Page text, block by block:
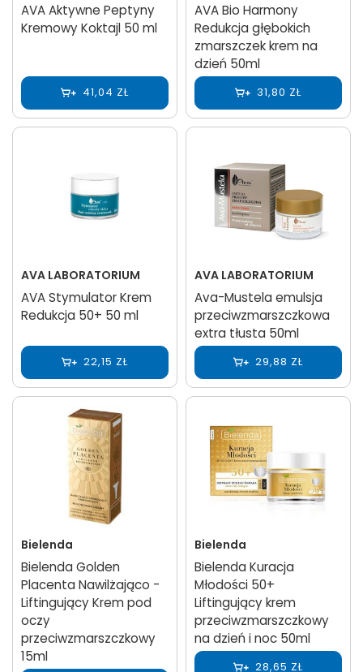
AVA Aktywne Peptyny
Kremowy Koktajl 50 ml
41,04 ZŁ
AVA Bio Harmony
Redukcja głębokich
zmarszczek krem na
dzień 50ml
31,80 ZŁ
AVA LABORATORIUM
AVA Stymulator Krem
Redukcja 50+ 50 ml
22,15 ZŁ
AVA LABORATORIUM
Ava-Mustela emulsja
przeciwzmarszczkowa
extra tłusta 50ml
29,88 ZŁ
Bielenda
Bielenda Golden
Placenta Nawilżająco -
Liftingujący Krem pod
oczy
przeciwzmarszczkowy
15ml
Bielenda
Bielenda Kuracja
Młodości 50+
Liftingujący krem
przeciwzmarszczkowy
na dzień i noc 50ml
28,65 ZŁ